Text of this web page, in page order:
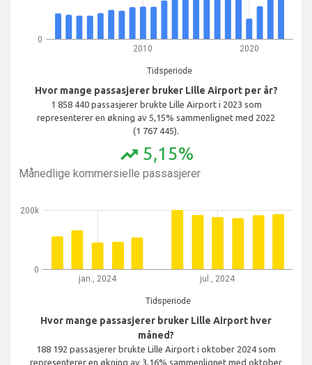
2010 2020
Tidsperiode
0
Hvor mange passasjerer bruker Lille Airport per år?
1 858 440 passasjerer brukte Lille Airport i 2023 som
representerer en økning av 5,15% sammenlignet med 2022
(1 767 445).
trending_up 5,15%
Månedlige kommersielle passasjerer
jan., 2024 jul., 2024
Tidsperiode
0
200k
Hvor mange passasjerer bruker Lille Airport hver
måned?
188 192 passasjerer brukte Lille Airport i oktober 2024 som
representerer en økning av 3,16% sammenlignet med oktober